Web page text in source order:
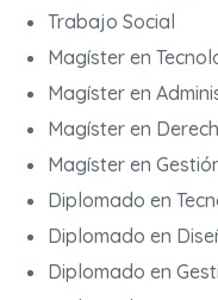
Trabajo Social
Magíster en
Magíster en
Magíster en
Magíster en
Diplomado en
Diplomado en
Diplomado en